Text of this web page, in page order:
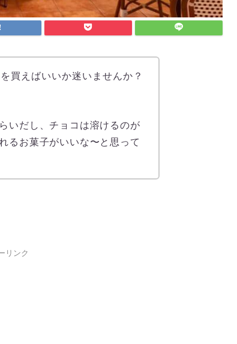
買えばいいか迷いませんか？
いだし、チョコは溶けるのが
るお菓子がいいな〜と思って
リンク